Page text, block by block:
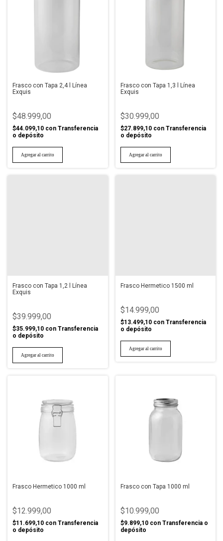
Frasco con Tapa 2,4 l Línea
Exquis
$48.999,00
$44.099,10 con Transferencia
o depósito
Frasco con Tapa 1,3 l Línea
Exquis
$30.999,00
$27.899,10 con Transferencia
o depósito
Frasco con Tapa 1,2 l Línea
Exquis
$39.999,00
$35.999,10 con Transferencia
o depósito
Frasco Hermetico 1500 ml
$14.999,00
$13.499,10 con Transferencia
o depósito
Frasco Hermetico 1000 ml
$12.999,00
$11.699,10 con Transferencia
o depósito
Frasco con Tapa 1000 ml
$10.999,00
$9.899,10 con Transferencia o
depósito